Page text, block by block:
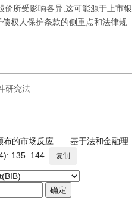
价所受影响各异,这可能源于上市银
权人保护条款的侧重点和法律规
研究法
布的市场反应——基于法和金融理
135–144.
复制